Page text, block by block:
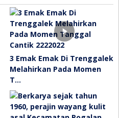
3 Emak Emak Di Trenggalek
Melahirkan Pada Momen
T…